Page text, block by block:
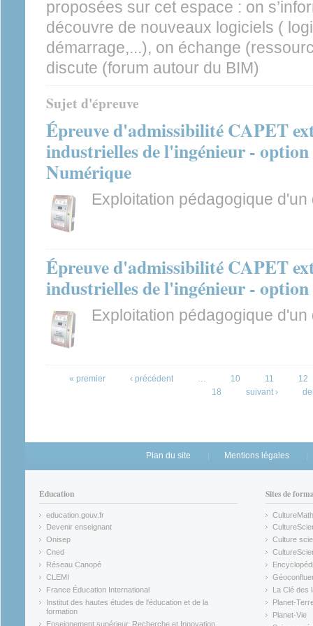
proposées sur cet espace : on
découvre de nouveaux logiciels (
démarrage,...), on échange
discute (forum autour du BIM)
Sujet d'épreuve
Épreuve d'admissibilité CAPET
industrielles de l'ingénieur -
Numérique
Exploitation pédagogique
Épreuve d'admissibilité CAPET
industrielles de l'ingénieur -
Exploitation pédagogique
« premier ‹ précédent … 10 11
12
18
suivant ›
Plan du site Mentions légales
Éducation
education.gouv.fr
(link is external)
Devenir enseignant
(link is external)
Onisep
(link is external)
Cned
(link is external)
Réseau Canopé
(link is external)
CLEMI
(link is external)
France Éducation International
(link is external)
Institut des hautes études de l'éducation et de la
formation
(link is external)
Enseignement supérieur, Recherche et Innovation
Sites de
CultureMath
(link is
(link is
Culture
(link is
(link is
(link is
La Clé des
(link is
Planet-
(link is
Planet-Vie